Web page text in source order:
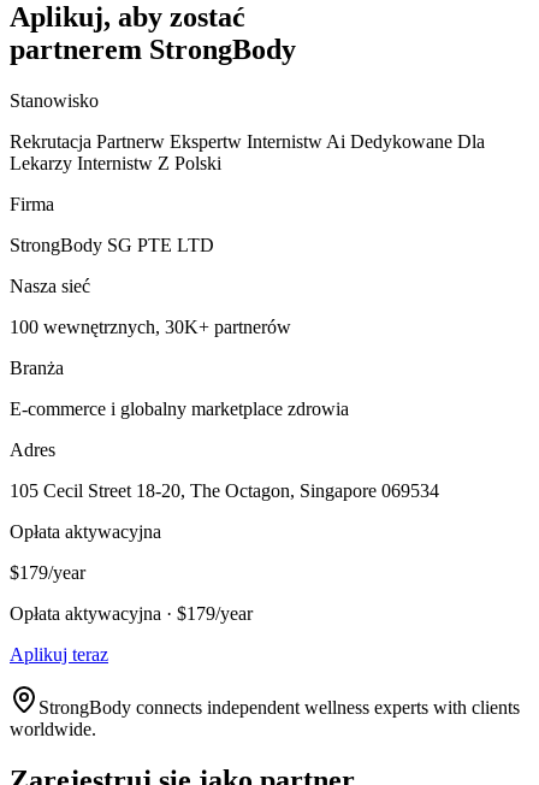
Aplikuj, aby zostać
partnerem StrongBody
Stanowisko
Rekrutacja Partnerw Ekspertw Internistw Ai Dedykowane Dla
Lekarzy Internistw Z Polski
Firma
StrongBody SG PTE LTD
Nasza sieć
100 wewnętrznych, 30K+ partnerów
Branża
E-commerce i globalny marketplace zdrowia
Adres
105 Cecil Street 18-20, The Octagon, Singapore 069534
Opłata aktywacyjna
$179/year
Opłata aktywacyjna · $179/year
Aplikuj teraz
StrongBody connects independent wellness experts with clients
worldwide.